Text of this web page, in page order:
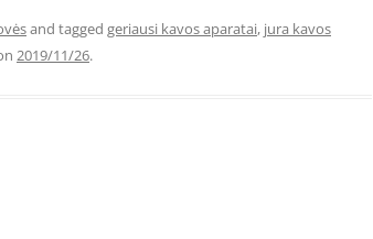
and tagged geriausi kavos aparatai, jura kavos
2019/11/26.